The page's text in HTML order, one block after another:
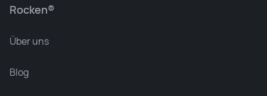
Rocken®
Über uns
Blog